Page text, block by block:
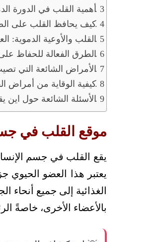
أهمية القلب في الدورة
كيف يحافظ القلب على
القلب والأوعية الدموية:
الطرق الفعالة للحفاظ
الأمراض الشائعة التي
كيفية الوقاية من أمراض
الأسئلة الشائعة حول
موقع القلب في
يقع القلب في جسم
يعتبر هذا العضو الحيوي
الغذائية إلى جميع
بالأعضاء الأخرى، خاصةً